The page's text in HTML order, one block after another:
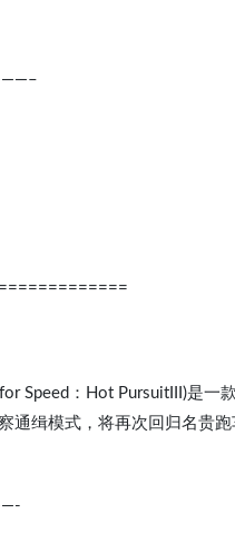
Speed：Hot PursuitIII)是一
通缉模式，将再次回归名贵